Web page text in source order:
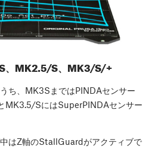
、MK2.5/S、MK3/S/+
ち、MK3SまではPINDAセンサー
MK3.5/SにはSuperPINDAセンサー
はZ軸のStallGuardがアクティブで